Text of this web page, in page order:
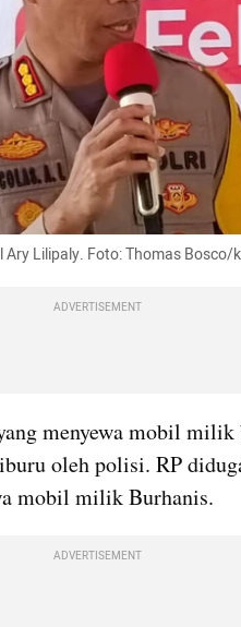
Lilipaly. Foto: Thomas Bosco/
ADVERTISEMENT
menyewa mobil
oleh polisi. RP
mobil milik Burhanis.
ADVERTISEMENT